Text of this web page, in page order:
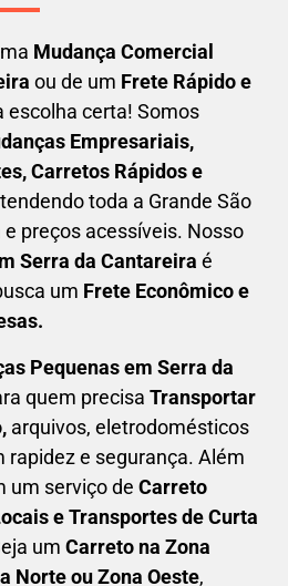
Mudança Comercial
ou de um Frete Rápido e
escolha certa! Somos
Empresariais,
Carretos Rápidos e
toda a Grande São
preços acessíveis. Nosso
Serra da Cantareira é
um Frete Econômico e
.
Pequenas em Serra da
quem precisa Transportar
arquivos, eletrodomésticos
rapidez e segurança. Além
um serviço de Carreto
e Transportes de Curta
um Carreto na Zona
Norte ou Zona Oeste,